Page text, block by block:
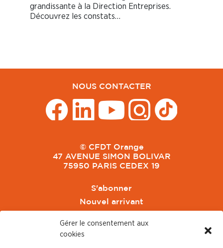
Gérer le consentement aux
cookies
grandissante à la Direction Entreprises.
Découvrez les constats…
NOUS CONTACTER
© CFDT Orange
47 AVENUE SIMON BOLIVAR
75950 PARIS CEDEX 19
S'abonner
Nouvel arrivant